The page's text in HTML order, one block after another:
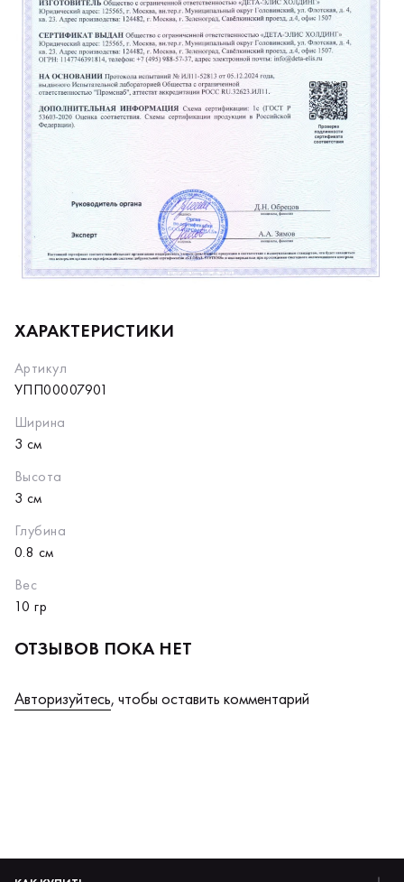
ХАРАКТЕРИСТИКИ
Артикул
УПП00007901
Ширина
3 см
Высота
3 см
Глубина
0.8 см
Вес
10 гр
ОТЗЫВОВ ПОКА НЕТ
Авторизуйтесь, чтобы оставить комментарий